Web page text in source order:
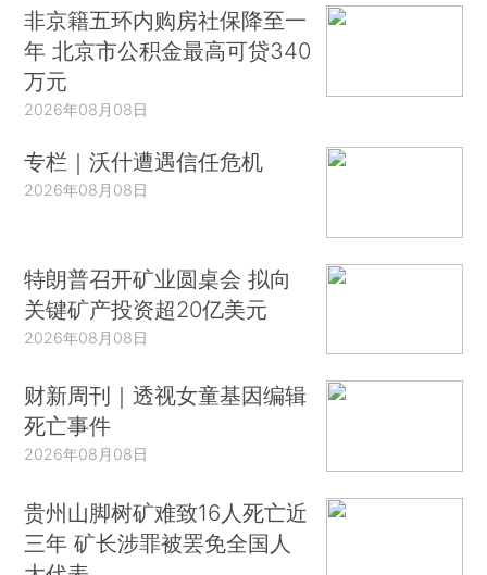
非京籍五环内购房社保降至一
年 北京市公积金最高可贷340
万元
2026年08月08日
专栏｜沃什遭遇信任危机
2026年08月08日
特朗普召开矿业圆桌会 拟向
关键矿产投资超20亿美元
2026年08月08日
财新周刊｜透视女童基因编辑
死亡事件
2026年08月08日
贵州山脚树矿难致16人死亡近
三年 矿长涉罪被罢免全国人